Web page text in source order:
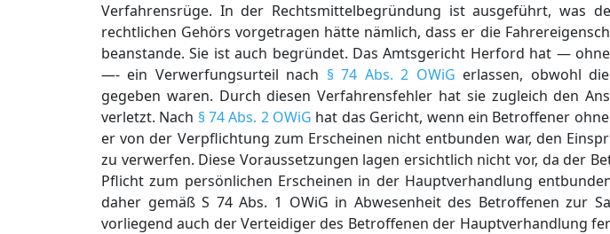
Verfahrensrüge. In der Rechtsmittelbegründung ist ausgeführt, was
rechtlichen Gehörs vorgetragen hätte nämlich, dass er die
beanstande. Sie ist auch begründet. Das Amtsgericht Herford hat —
—- ein Verwerfungsurteil nach § 74 Abs. 2 OWiG erlassen, obwohl
gegeben waren. Durch diesen Verfahrensfehler hat sie zugleich den
verletzt. Nach § 74 Abs. 2 OWiG hat das Gericht, wenn ein Betroffener
er von der Verpflichtung zum Erscheinen nicht entbunden war, den
zu verwerfen. Diese Voraussetzungen lagen ersichtlich nicht vor, da der
Pflicht zum persönlichen Erscheinen in der Hauptverhandlung
daher gemäß S 74 Abs. 1 OWiG in Abwesenheit des Betroffenen zur
vorliegend auch der Verteidiger des Betroffenen der Hauptverhandlung